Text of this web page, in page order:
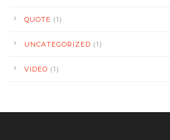
QUOTE (1)
UNCATEGORIZED (1)
VIDEO (1)